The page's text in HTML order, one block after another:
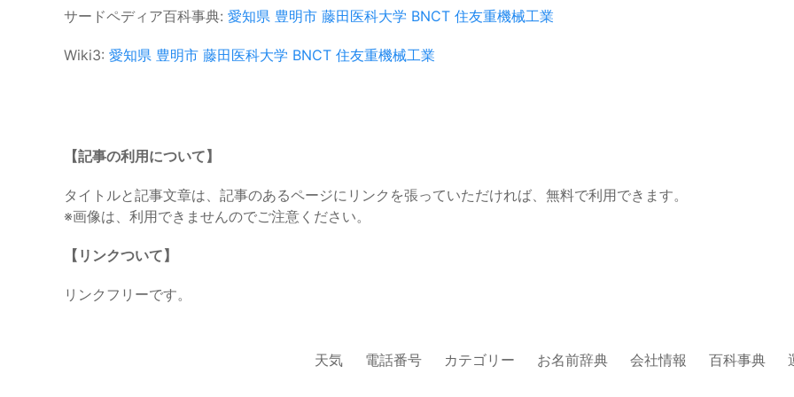
サードペディア百科事典: 愛知県 豊明市 藤田医科大学 BNCT 住友重機械工業
Wiki3: 愛知県 豊明市 藤田医科大学 BNCT 住友重機械工業
【記事の利用について】
タイトルと記事文章は、記事のあるページにリンクを張っていただければ、無料で利用できます。
※画像は、利用できませんのでご注意ください。
【リンクついて】
リンクフリーです。
天気 電話番号 カテゴリー お名前辞典 会社情報 百科事典